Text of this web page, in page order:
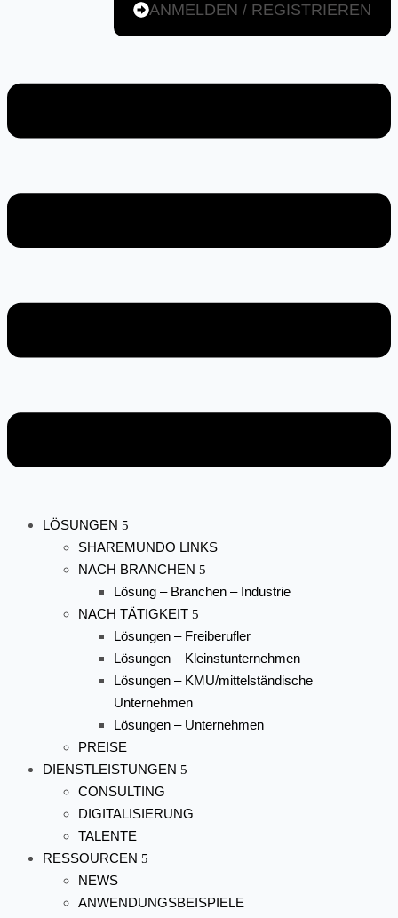
ANMELDEN / REGISTRIEREN
LÖSUNGEN
SHAREMUNDO LINKS
NACH BRANCHEN
Lösung – Branchen – Industrie
NACH TÄTIGKEIT
Lösungen – Freiberufler
Lösungen – Kleinstunternehmen
Lösungen – KMU/mittelständische
Unternehmen
Lösungen – Unternehmen
PREISE
DIENSTLEISTUNGEN
CONSULTING
DIGITALISIERUNG
TALENTE
RESSOURCEN
NEWS
ANWENDUNGSBEISPIELE